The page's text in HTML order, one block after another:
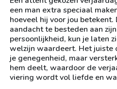
een man extra speciaal
hoeveel hij voor jou
aandacht te besteden aan
persoonlijkheid, kun je laten
welzijn waardeert. Het juiste
je genegenheid, maar
hem deelt, waardoor de
viering wordt vol liefde en